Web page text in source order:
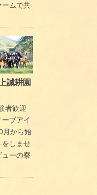
ームで共
誠耕園
者歓迎
ブアイ
月から始
をしませ
ューの寮